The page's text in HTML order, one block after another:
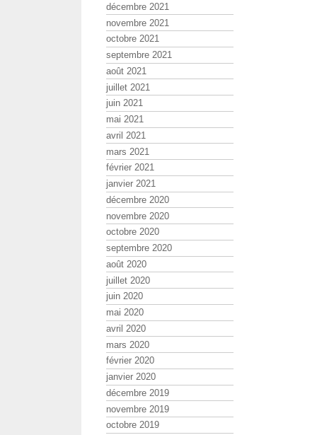
décembre 2021
novembre 2021
octobre 2021
septembre 2021
août 2021
juillet 2021
juin 2021
mai 2021
avril 2021
mars 2021
février 2021
janvier 2021
décembre 2020
novembre 2020
octobre 2020
septembre 2020
août 2020
juillet 2020
juin 2020
mai 2020
avril 2020
mars 2020
février 2020
janvier 2020
décembre 2019
novembre 2019
octobre 2019